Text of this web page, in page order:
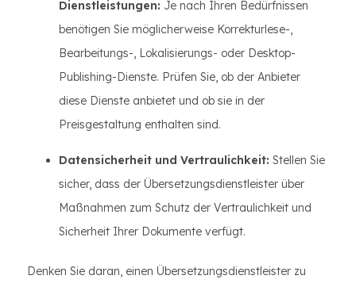
Dienstleistungen: Je nach Ihren Bedürfnissen
benötigen Sie möglicherweise Korrekturlese-,
Bearbeitungs-, Lokalisierungs- oder Desktop-
Publishing-Dienste. Prüfen Sie, ob der Anbieter
diese Dienste anbietet und ob sie in der
Preisgestaltung enthalten sind.
Datensicherheit und Vertraulichkeit: Stellen Sie
sicher, dass der Übersetzungsdienstleister über
Maßnahmen zum Schutz der Vertraulichkeit und
Sicherheit Ihrer Dokumente verfügt.
Denken Sie daran, einen Übersetzungsdienstleister zu